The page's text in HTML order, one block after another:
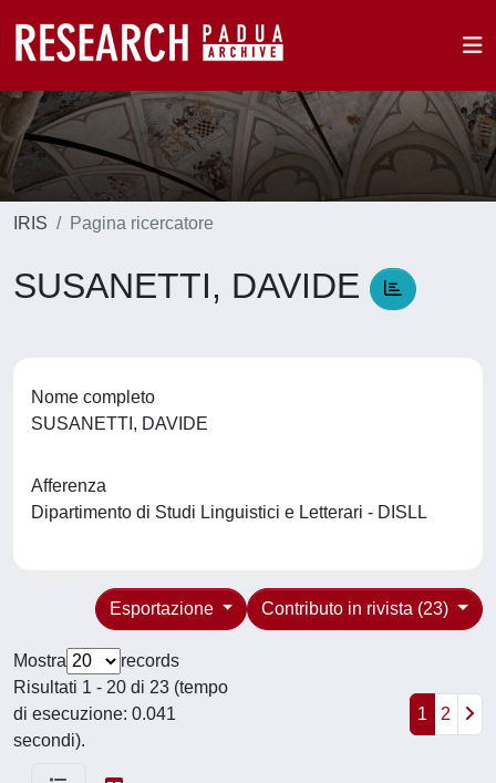
IRIS Pagina ricercatore
SUSANETTI, DAVIDE
Nome completo
SUSANETTI, DAVIDE
Afferenza
Dipartimento di Studi Linguistici e Letterari - DISLL
Contributo in rivista (23)
Esportazione
Mostra
records
Risultati 1 - 20 di 23 (tempo
di esecuzione: 0.041
secondi).
1 2